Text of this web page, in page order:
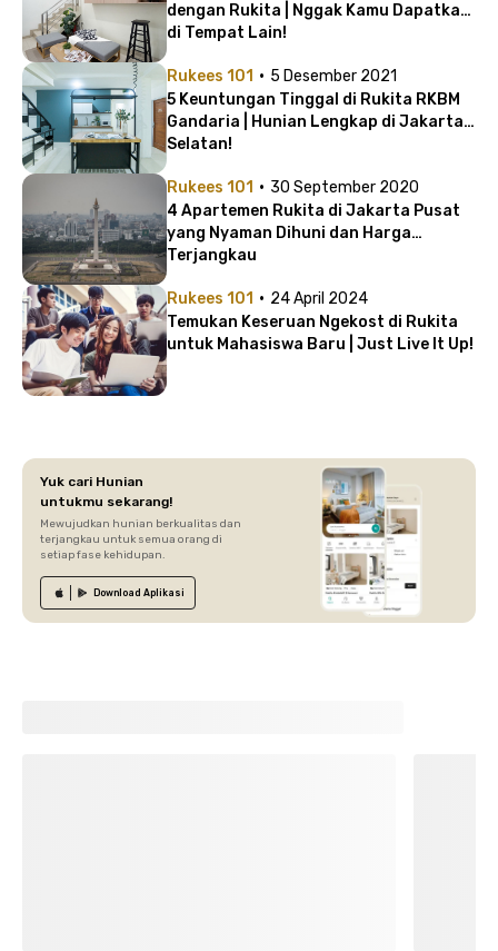
dengan Rukita | Nggak Kamu Dapatkan
di Tempat Lain!
Rukees 101 · 5 Desember 2021
5 Keuntungan Tinggal di Rukita RKBM
Gandaria | Hunian Lengkap di Jakarta
Selatan!
Rukees 101 · 30 September 2020
4 Apartemen Rukita di Jakarta Pusat
yang Nyaman Dihuni dan Harga
Terjangkau
Rukees 101 · 24 April 2024
Temukan Keseruan Ngekost di Rukita
untuk Mahasiswa Baru | Just Live It Up!
Yuk cari Hunian
untukmu sekarang!
Mewujudkan hunian berkualitas dan
terjangkau untuk semua orang di
setiap fase kehidupan.
Download Aplikasi